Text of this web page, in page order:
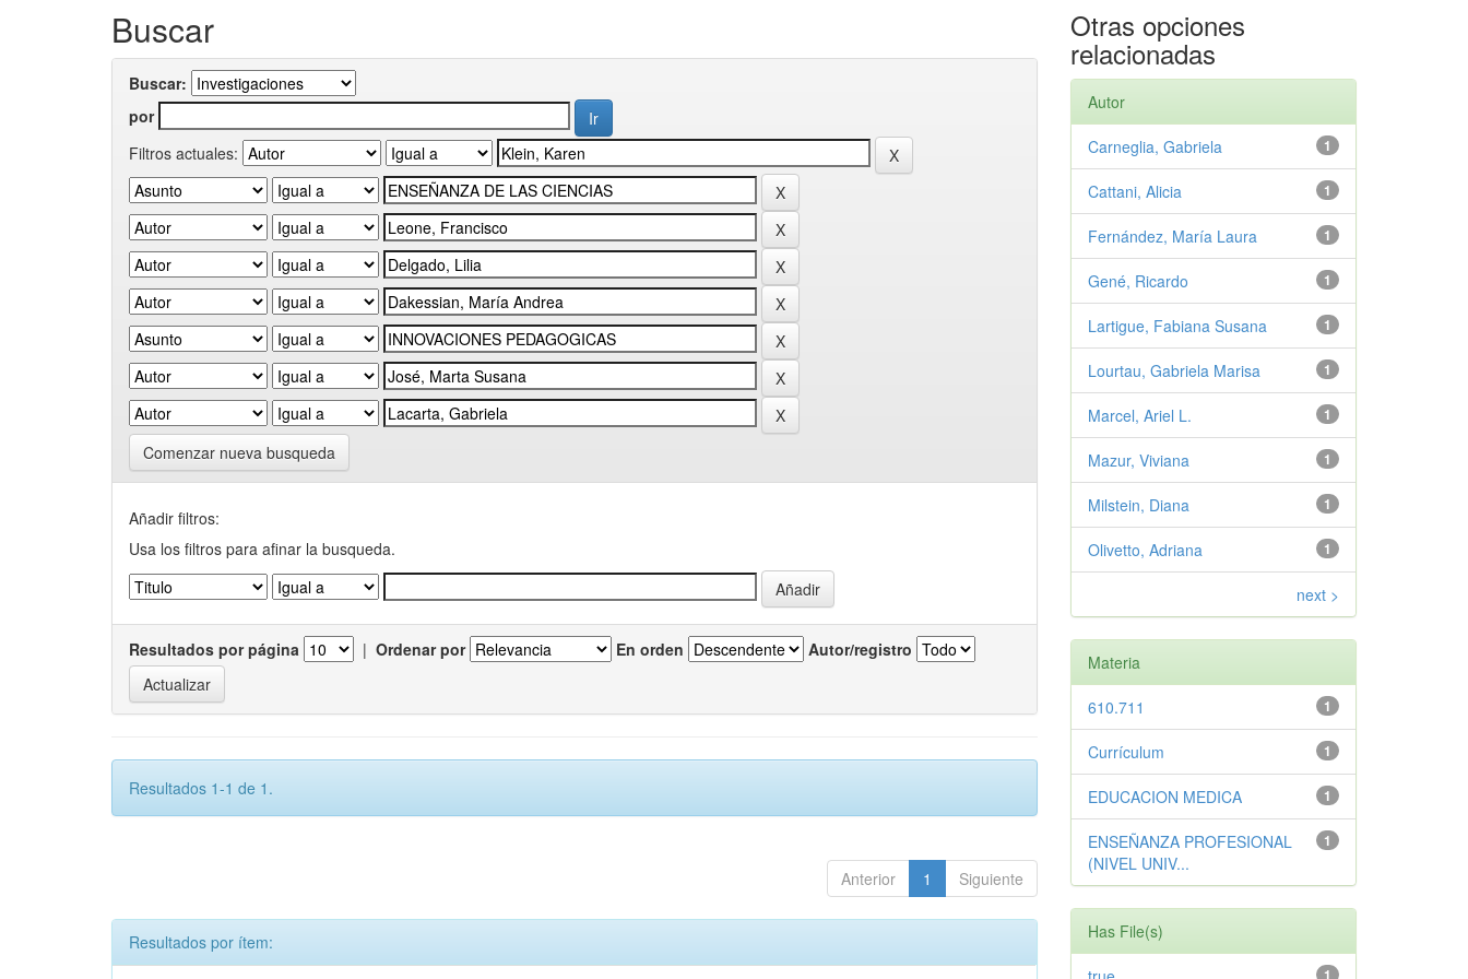
Buscar
Buscar:
por
Filtros actuales:
Comenzar nueva busqueda
Añadir filtros:
Usa los filtros para afinar la busqueda.
Resultados por página | Ordenar por En orden Autor/registro
Resultados 1-1 de 1.
Anterior 1 Siguiente
Resultados por ítem:
Otras opciones
relacionadas
Autor
1
Carneglia, Gabriela
1
Cattani, Alicia
1
Fernández, María Laura
1
Gené, Ricardo
1
Lartigue, Fabiana Susana
1
Lourtau, Gabriela Marisa
1
Marcel, Ariel L.
1
Mazur, Viviana
1
Milstein, Diana
1
Olivetto, Adriana
next >
Materia
1
610.711
1
Currículum
1
EDUCACION MEDICA
1
ENSEÑANZA PROFESIONAL
(NIVEL UNIV...
Has File(s)
1